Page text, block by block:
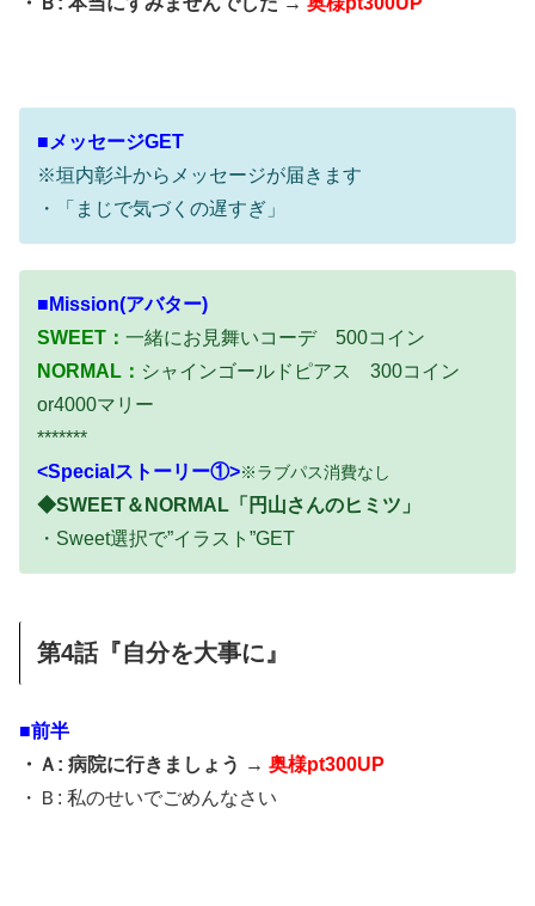
■メッセージGET
※垣内彰斗からメッセージが届きます
・「まじで気づくの遅すぎ」
■Mission(アバター)
SWEET： 一緒にお見舞いコーデ 500コイン
NORMAL： シャインゴールドピアス 300コイン
or4000マリー
*******
<Specialストーリー①>※ラブパス消費なし
◆SWEET＆NORMAL「円山さんのヒミツ」
・Sweet選択で”イラスト”GET
第4話『自分を大事に』
■前半
・Ａ: 病院に行きましょう → 奥様pt300UP
・Ｂ: 私のせいでごめんなさい